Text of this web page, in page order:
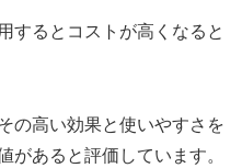
するとコストが高くなると
の高い効果と使いやすさを
があると評価しています。